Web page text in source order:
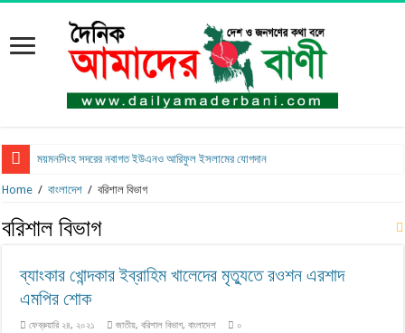
ময়মনসিংহ সদরের নবাগত ইউএনও আরিফুল ইসলামের যোগদান
Home / বাংলাদেশ / বরিশাল বিভাগ
বরিশাল বিভাগ
ব্যাংকার খোন্দকার ইব্রাহিম খালেদের মৃত্যুতে রওশন এরশাদ
এমপির শোক
ফেব্রুয়ারি ২৪, ২০২১ জাতীয়,বরিশাল বিভাগ,বাংলাদেশ ০